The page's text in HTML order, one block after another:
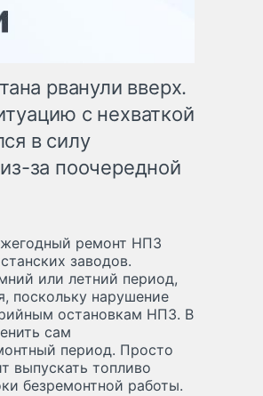
рванули вверх.
с нехваткой
в силу
за поочередной
ремонт НПЗ
заводов.
или летний период,
поскольку нарушение
остановкам НПЗ. В
сам
период. Просто
выпускать топливо
безремонтной работы.